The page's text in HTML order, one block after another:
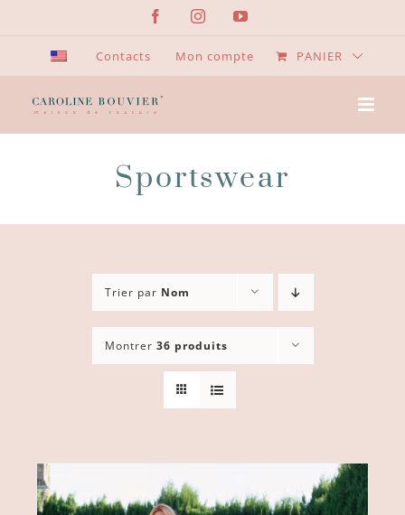
contenu
FacebookInstagramYouTube
Contacts Mon compte PANIER
Sportswear
Trier par Nom
Montrer 36 produits